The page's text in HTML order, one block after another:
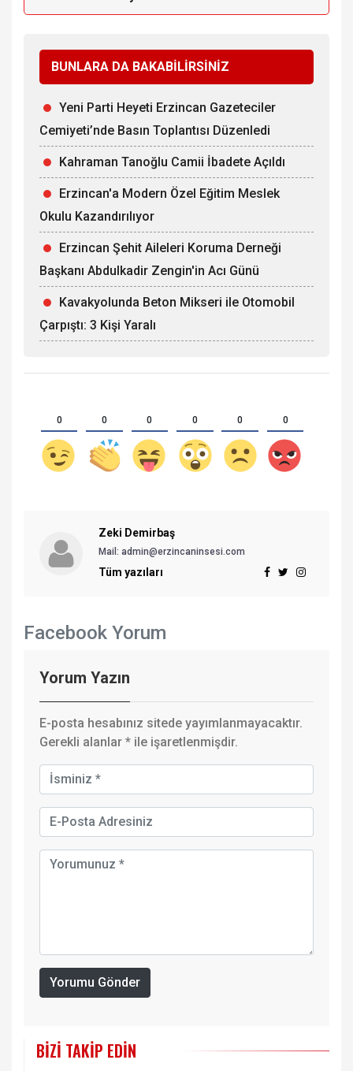
BUNLARA DA BAKABİLİRSİNİZ
Yeni Parti Heyeti Erzincan Gazeteciler
Cemiyeti’nde Basın Toplantısı Düzenledi
Kahraman Tanoğlu Camii İbadete Açıldı
Erzincan'a Modern Özel Eğitim Meslek
Okulu Kazandırılıyor
Erzincan Şehit Aileleri Koruma Derneği
Başkanı Abdulkadir Zengin'in Acı Günü
Kavakyolunda Beton Mikseri ile Otomobil
Çarpıştı: 3 Kişi Yaralı
0 0 0 0 0 0
Zeki Demirbaş
Mail: admin@erzincaninsesi.com
Tüm yazıları
Facebook Yorum
Yorum Yazın
E-posta hesabınız sitede yayımlanmayacaktır.
Gerekli alanlar * ile işaretlenmişdir.
Yorumu Gönder
BIZI TAKIP EDIN